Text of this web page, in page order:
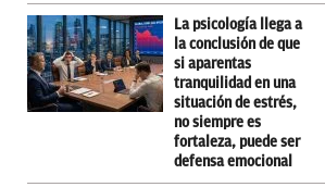
La psicología llega a
la conclusión de que
si aparentas
tranquilidad en una
situación de estrés,
no siempre es
fortaleza, puede ser
defensa emocional